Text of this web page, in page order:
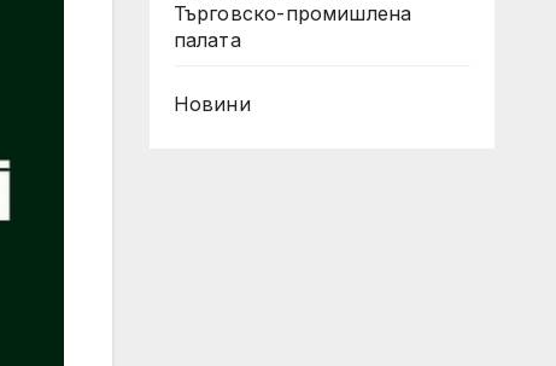
Търговско-промишлена
палaта
Новини